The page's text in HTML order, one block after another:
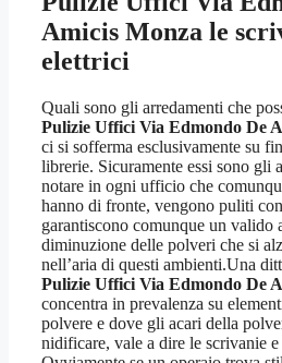
Amicis Monza le
elettrici
Quali sono gli arredamenti che
Pulizie Uffici Via Edmondo De
ci si sofferma esclusivamente su
librerie. Sicuramente essi sono gli
notare in ogni ufficio che
hanno di fronte, vengono puliti
garantiscono comunque un valido
diminuzione delle polveri che si
nell’aria di questi ambienti.Una
Pulizie Uffici Via Edmondo De
concentra in prevalenza su
polvere e dove gli acari della
nidificare, vale a dire le scrivanie